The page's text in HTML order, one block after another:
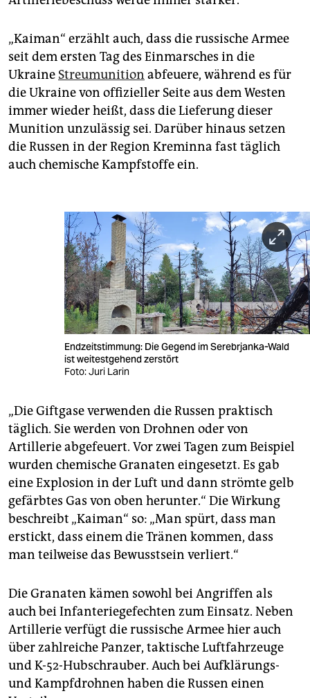
„Kaiman“ erzählt auch, dass die russische Armee
seit dem ersten Tag des Einmarsches in die
Ukraine Streumunition abfeuere, während es für
die Ukraine von offizieller Seite aus dem Westen
immer wieder heißt, dass die Lieferung dieser
Munition unzulässig sei. Darüber hinaus setzen
die Russen in der Region Kreminna fast täglich
auch chemische Kampfstoffe ein.
Endzeitstimmung: Die Gegend im Serebrjanka-Wald
ist weitestgehend zerstört
Foto: Juri Larin
„Die Giftgase verwenden die Russen praktisch
täglich. Sie werden von Drohnen oder von
Artillerie abgefeuert. Vor zwei Tagen zum Beispiel
wurden chemische Granaten eingesetzt. Es gab
eine Explosion in der Luft und dann strömte gelb
gefärbtes Gas von oben herunter.“ Die Wirkung
beschreibt „Kaiman“ so: „Man spürt, dass man
erstickt, dass einem die Tränen kommen, dass
man teilweise das Bewusstsein verliert.“
Die Granaten kämen sowohl bei Angriffen als
auch bei Infanteriegefechten zum Einsatz. Neben
Artillerie verfügt die russische Armee hier auch
über zahlreiche Panzer, taktische Luftfahrzeuge
und K-52-Hubschrauber. Auch bei Aufklärungs-
und Kampfdrohnen haben die Russen einen